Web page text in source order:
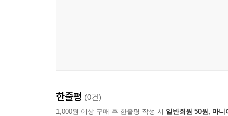
한줄평 (0건)
1,000원 이상 구매 후 한줄평 작성 시 일반회원 50원, 마니